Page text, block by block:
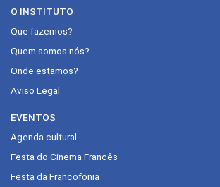
O INSTITUTO
Que fazemos?
Quem somos nós?
Onde estamos?
Aviso Legal
EVENTOS
Agenda cultural
Festa do Cinema Francês
Festa da Francofonia